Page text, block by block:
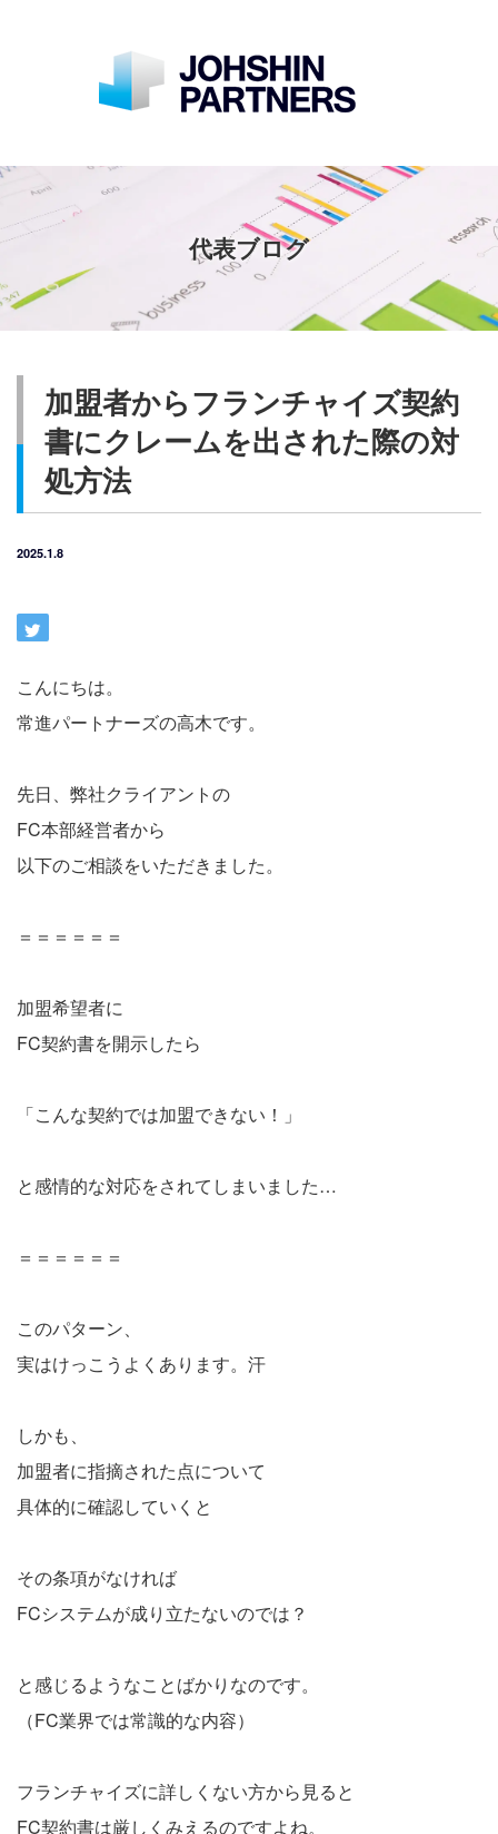
代表ブログ
加盟者からフランチャイズ契約
書にクレームを出された際の対
処方法
2025.1.8
こんにちは。
常進パートナーズの高木です。
先日、弊社クライアントの
FC本部経営者から
以下のご相談をいただきました。
＝＝＝＝＝＝
加盟希望者に
FC契約書を開示したら
「こんな契約では加盟できない！」
と感情的な対応をされてしまいました…
＝＝＝＝＝＝
このパターン、
実はけっこうよくあります。汗
しかも、
加盟者に指摘された点について
具体的に確認していくと
その条項がなければ
FCシステムが成り立たないのでは？
と感じるようなことばかりなのです。
（FC業界では常識的な内容）
フランチャイズに詳しくない方から見ると
FC契約書は厳しくみえるのですよね。